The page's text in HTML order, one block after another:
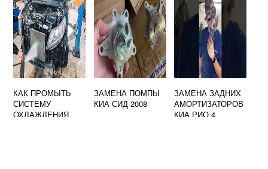
КАК ПРОМЫТЬ
СИСТЕМУ
ОХЛАЖДЕНИЯ
ЗАМЕНА ПОМПЫ
КИА СИД 2008
ЗАМЕНА ЗАДНИХ
АМОРТИЗАТОРОВ
КИА РИО 4